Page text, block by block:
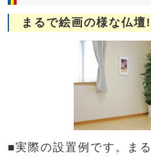
まるで絵画の様な仏壇!
■実際の設置例です。ま